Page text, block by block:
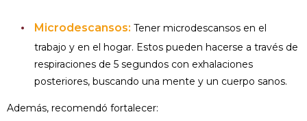
Microdescansos: Tener microdescansos en el
trabajo y en el hogar. Estos pueden hacerse a través de
respiraciones de 5 segundos con exhalaciones
posteriores, buscando una mente y un cuerpo sanos.
Además, recomendó fortalecer: